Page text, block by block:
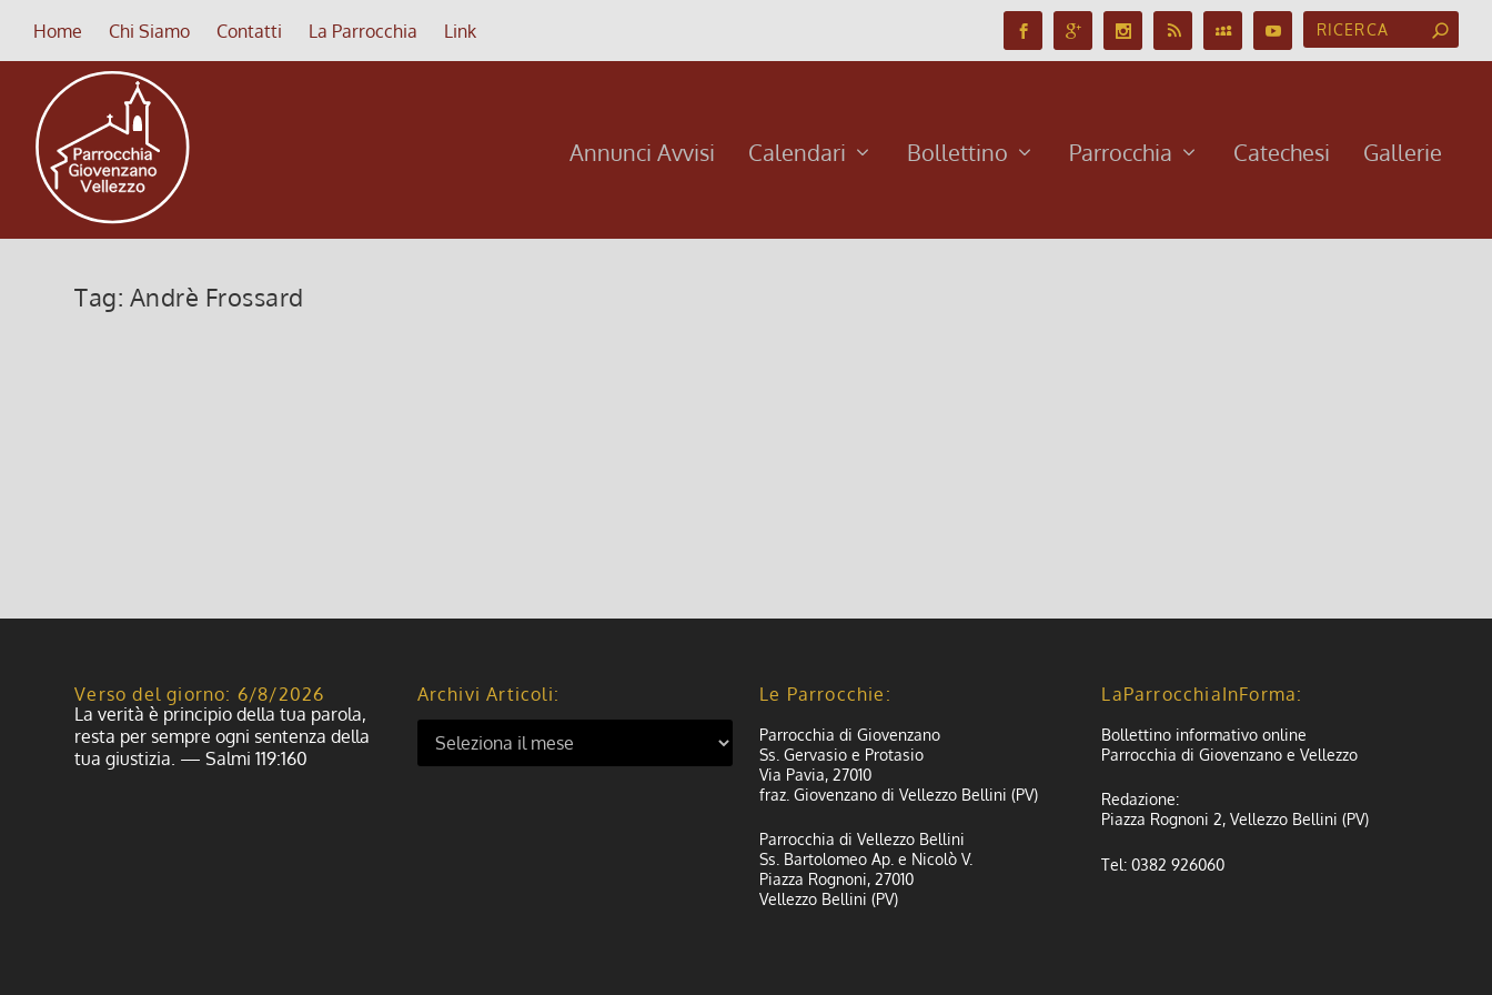
Home Chi Siamo Contatti La Parrocchia Link
Annunci Avvisi Calendari Bollettino Parrocchia Catechesi Gallerie
Tag: Andrè Frossard
Verso del giorno: 6/8/2026
La verità è principio della tua parola,
resta per sempre ogni sentenza della
tua giustizia. — Salmi 119:160
Archivi Articoli: Le Parrocchie:
Parrocchia di Giovenzano
Ss. Gervasio e Protasio
Via Pavia, 27010
fraz. Giovenzano di Vellezzo Bellini (PV)
Parrocchia di Vellezzo Bellini
Ss. Bartolomeo Ap. e Nicolò V.
Piazza Rognoni, 27010
Vellezzo Bellini (PV)
LaParrocchiaInForma:
Bollettino informativo online
Parrocchia di Giovenzano e Vellezzo
Redazione:
Piazza Rognoni 2, Vellezzo Bellini (PV)
Tel: 0382 926060